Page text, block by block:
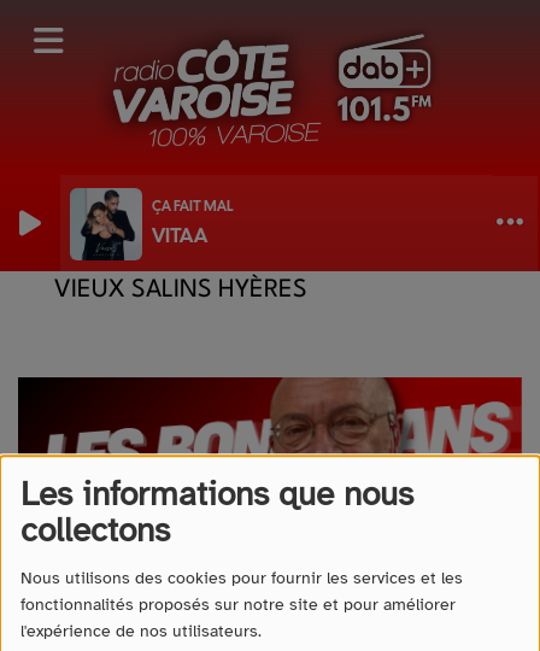
Les informations que nous
collectons
Nous utilisons des cookies pour fournir les services et les
fonctionnalités proposés sur notre site et pour améliorer
l'expérience de nos utilisateurs.
ÇA FAIT MAL
VITAA
LES BONS PLANS DE PIERRE - FÊTE DES
VIEUX SALINS HYÈRES